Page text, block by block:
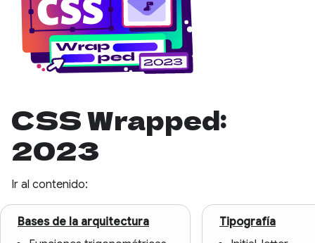
CSS Wrapped:
2023
Ir al contenido:
Bases de la arquitectura
Tipografía